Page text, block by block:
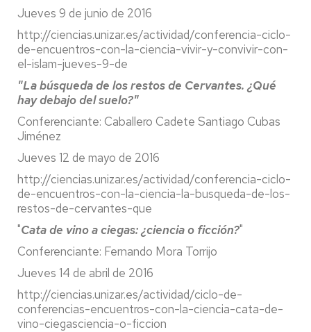
Jueves 9 de junio de 2016
http://ciencias.unizar.es/actividad/conferencia-ciclo-
de-encuentros-con-la-ciencia-vivir-y-convivir-con-
el-islam-jueves-9-de
"La búsqueda de los restos de Cervantes. ¿Qué
hay debajo del suelo?"
Conferenciante: Caballero Cadete Santiago Cubas
Jiménez
Jueves 12 de mayo de 2016
http://ciencias.unizar.es/actividad/conferencia-ciclo-
de-encuentros-con-la-ciencia-la-busqueda-de-los-
restos-de-cervantes-que
"Cata de vino a ciegas: ¿ciencia o ficción?"
Conferenciante: Fernando Mora Torrijo
Jueves 14 de abril de 2016
http://ciencias.unizar.es/actividad/ciclo-de-
conferencias-encuentros-con-la-ciencia-cata-de-
vino-ciegasciencia-o-ficcion